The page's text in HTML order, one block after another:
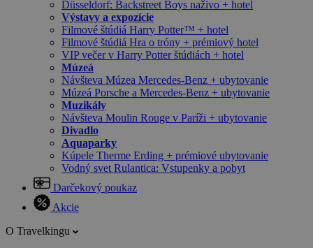
Düsseldorf: Backstreet Boys naživo + hotel
Výstavy a expozície
Filmové štúdiá Harry Potter™ + hotel
Filmové štúdiá Hra o tróny + prémiový hotel
VIP večer v Harry Potter štúdiách + hotel
Múzeá
Návšteva Múzea Mercedes-Benz + ubytovanie
Múzeá Porsche a Mercedes-Benz + ubytovanie
Muzikály
Návšteva Moulin Rouge v Paríži + ubytovanie
Divadlo
Aquaparky
Kúpele Therme Erding + prémiové ubytovanie
Vodný svet Rulantica: Vstupenky a pobyt
Darčekový poukaz
Akcie
O Travelkingu